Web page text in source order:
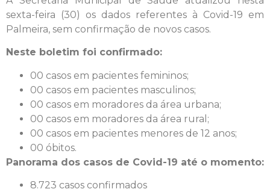
sexta-feira (30) os dados referentes à Covid-19 em
Palmeira, sem confirmação de novos casos.
Neste boletim foi confirmado:
00 casos em pacientes femininos;
00 casos em pacientes masculinos;
00 casos em moradores da área urbana;
00 casos em moradores da área rural;
00 casos em pacientes menores de 12 anos;
00 óbitos.
Panorama dos casos de Covid-19 até o momento:
8.723 casos confirmados